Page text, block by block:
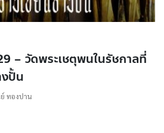
– วัดพระเชตุพนในรัชกาลที่
ปั้น
ทองปาน